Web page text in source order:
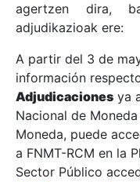
Erakutsi/Ezkutatu
Erakutsi/Ezkutatu
Erakutsi/Ezkutatu
agertzen dira,
adjudikazioak ere:
A partir del 3 de
información
Adjudicaciones ya
Nacional de
Moneda, puede
a FNMT-RCM en la
Sector Público